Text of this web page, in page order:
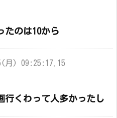
たのは10から
月) 09:25:17.15
行くわって人多かったし